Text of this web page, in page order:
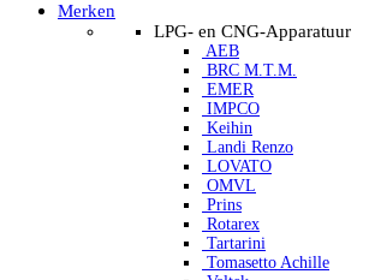
Merken
LPG- en CNG-Apparatuur
AEB
BRC M.T.M.
EMER
IMPCO
Keihin
Landi Renzo
LOVATO
OMVL
Prins
Rotarex
Tartarini
Tomasetto Achille